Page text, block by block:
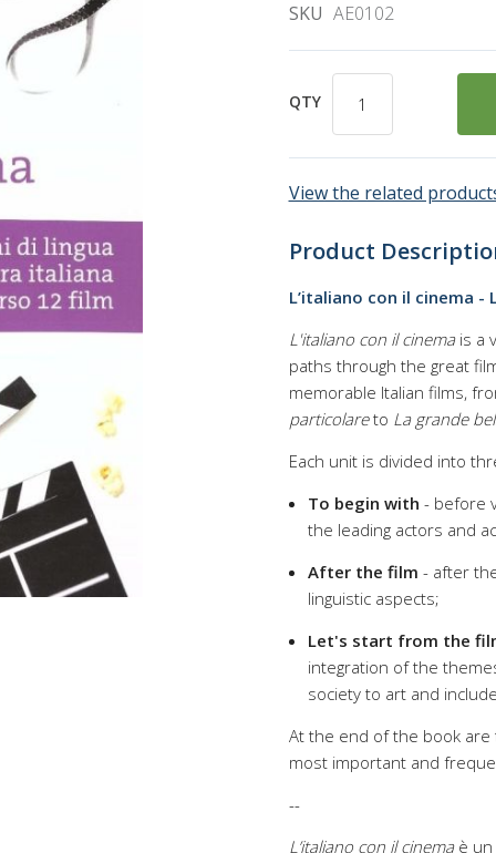
SKU AE0102
QTY
View the related
Product
L’italiano con il cinema -
L'italiano con il cinemais a
paths through the great
memorable Italian films,
particolareto La grande
Each unit is divided into
To begin with - before
the leading actors and
After the film - after
linguistic aspects;
Let's start from the
integration of the
society to art and
At the end of the book
most important and
--
L’italiano con il cinemaè un